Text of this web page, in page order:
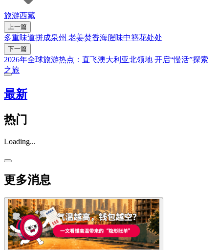
旅游西藏
上一篇
多重味道拼成泉州 老姜焚香海腥味中簪花处处
下一篇
2026年全球旅游热点：直飞澳大利亚北领地 开启“慢活”探索
之旅
最新
热门
Loading...
更多消息